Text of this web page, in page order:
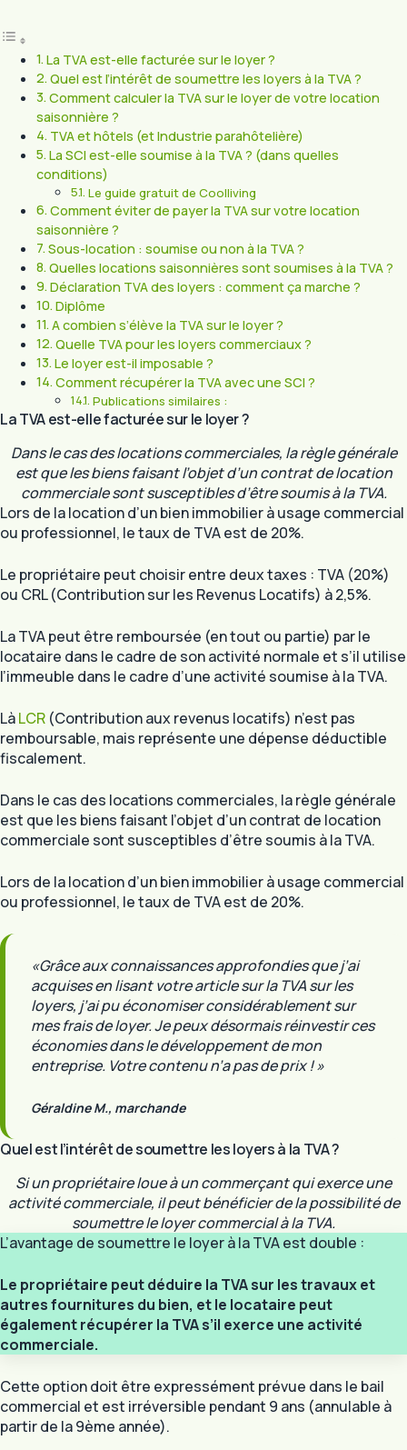
La TVA est-elle facturée sur le loyer ?
Quel est l’intérêt de soumettre les loyers à la TVA ?
Comment calculer la TVA sur le loyer de votre location
saisonnière ?
TVA et hôtels (et Industrie parahôtelière)
La SCI est-elle soumise à la TVA ? (dans quelles
conditions)
Le guide gratuit de Coolliving
Comment éviter de payer la TVA sur votre location
saisonnière ?
Sous-location : soumise ou non à la TVA ?
Quelles locations saisonnières sont soumises à la TVA ?
Déclaration TVA des loyers : comment ça marche ?
Diplôme
A combien s’élève la TVA sur le loyer ?
Quelle TVA pour les loyers commerciaux ?
Le loyer est-il imposable ?
Comment récupérer la TVA avec une SCI ?
Publications similaires :
La TVA est-elle facturée sur le loyer ?
Dans le cas des locations commerciales, la règle générale
est que les biens faisant l’objet d’un contrat de location
commerciale sont susceptibles d’être soumis à la TVA.
Lors de la location d’un bien immobilier à usage commercial
ou professionnel, le taux de TVA est de 20%.
Le propriétaire peut choisir entre deux taxes : TVA (20%)
ou CRL (Contribution sur les Revenus Locatifs) à 2,5%.
La TVA peut être remboursée (en tout ou partie) par le
locataire dans le cadre de son activité normale et s’il utilise
l’immeuble dans le cadre d’une activité soumise à la TVA.
LàLCR (Contribution aux revenus locatifs) n’est pas
remboursable, mais représente une dépense déductible
fiscalement.
Dans le cas des locations commerciales, la règle générale
est que les biens faisant l’objet d’un contrat de location
commerciale sont susceptibles d’être soumis à la TVA.
Lors de la location d’un bien immobilier à usage commercial
ou professionnel, le taux de TVA est de 20%.
«Grâce aux connaissances approfondies que j’ai
acquises en lisant votre article sur la TVA sur les
loyers, j’ai pu économiser considérablement sur
mes frais de loyer. Je peux désormais réinvestir ces
économies dans le développement de mon
entreprise. Votre contenu n’a pas de prix ! »
Géraldine M., marchande
Quel est l’intérêt de soumettre les loyers à la TVA ?
Si un propriétaire loue à un commerçant qui exerce une
activité commerciale, il peut bénéficier de la possibilité de
soumettre le loyer commercial à la TVA.
L’avantage de soumettre le loyer à la TVA est double :
Le propriétaire peut déduire la TVA sur les travaux et
autres fournitures du bien, et le locataire peut
également récupérer la TVA s’il exerce une activité
commerciale.
Cette option doit être expressément prévue dans le bail
commercial et est irréversible pendant 9 ans (annulable à
partir de la 9ème année).